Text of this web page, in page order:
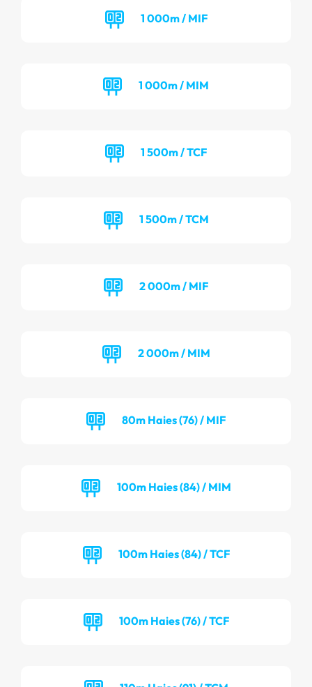
1 000m / MIF
1 000m / MIM
1 500m / TCF
1 500m / TCM
2 000m / MIF
2 000m / MIM
80m Haies (76) / MIF
100m Haies (84) / MIM
100m Haies (84) / TCF
100m Haies (76) / TCF